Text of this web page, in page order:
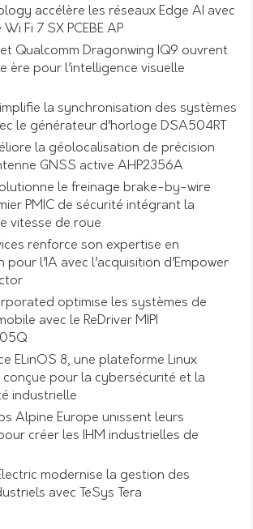
accélère les réseaux Edge AI avec
Fi 7 SX PCEBE AP
Qualcomm Dragonwing IQ9 ouvrent
ère pour l’intelligence visuelle
la synchronisation des systèmes
le générateur d’horloge DSA504RT
la géolocalisation de précision
GNSS active AHP2356A
le freinage brake-by-wire
PMIC de sécurité intégrant la
vitesse de roue
renforce son expertise en
pour l’IA avec l’acquisition d’Empower
optimise les systèmes de
avec le ReDriver MIPI
ELinOS 8, une plateforme Linux
conçue pour la cybersécurité et la
industrielle
Alpine Europe unissent leurs
créer les IHM industrielles de
modernise la gestion des
avec TeSys Tera